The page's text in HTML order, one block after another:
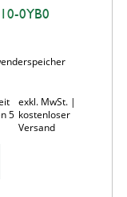
0YB0
5
exkl. MwSt. |
kostenloser
Versand